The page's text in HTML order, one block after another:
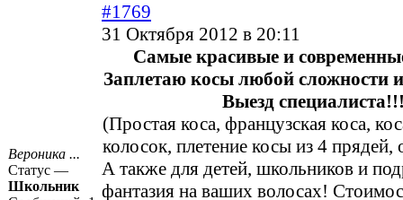
Вероника ...
Статус —
Школьник
#1769
31 Октября 2012 в 20:11
Самые красивые и
Заплетаю косы любой сложности
Выезд
(Простая коса, французская коса,
колосок, плетение косы из 4
А также для детей, школьников и
фантазия на ваших волосах!